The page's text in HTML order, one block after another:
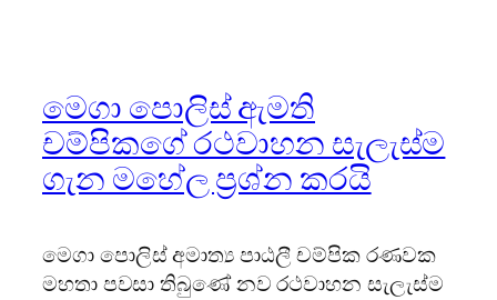
මෙගා පොලිස් ඇමති
චම්පිකගේ රථවාහන සැලැස්ම
ගැන මහේල ප්‍රශ්න කරයි
මෙගා පොලිස් අමාත්‍ය පාඨලී චම්පික රණවක
මහතා පවසා තිබුණේ නව රථවාහන සැලැස්ම